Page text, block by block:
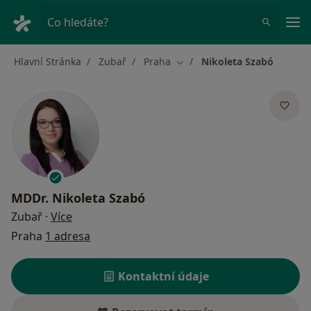
Co hledáte?
Hlavní Stránka Zubař Praha Změna města
Nikoleta Szabó
MDDr. Nikoleta Szabó
Zubař · Více
Praha 1 adresa
Kontaktní údaje